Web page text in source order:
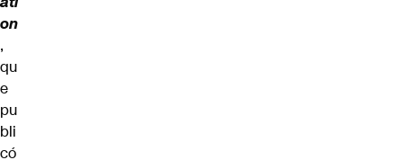
on
,
qu
e
pu
bli
có